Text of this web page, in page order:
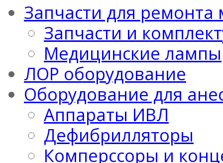
Запчасти для
Запчасти и
Медицинские лампы
ЛОР оборудование
Оборудование для
Аппараты ИВЛ
Дефибрилляторы
Комперссоры и